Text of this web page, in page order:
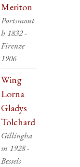
Meriton
Portsmout
h 1832 -
Firenze
1906
Wing
Lorna
Gladys
Tolchard
Gillingha
m 1928 -
Bessels